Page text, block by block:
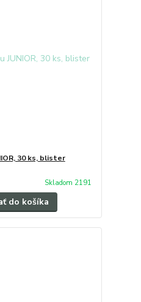
30 ks, blister
Skladom 2191
do košíka